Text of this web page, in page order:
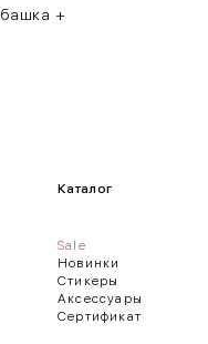
+
выступающим точкам
Каталог
Sale
Новинки
Стикеры
Аксессуары
Сертификат